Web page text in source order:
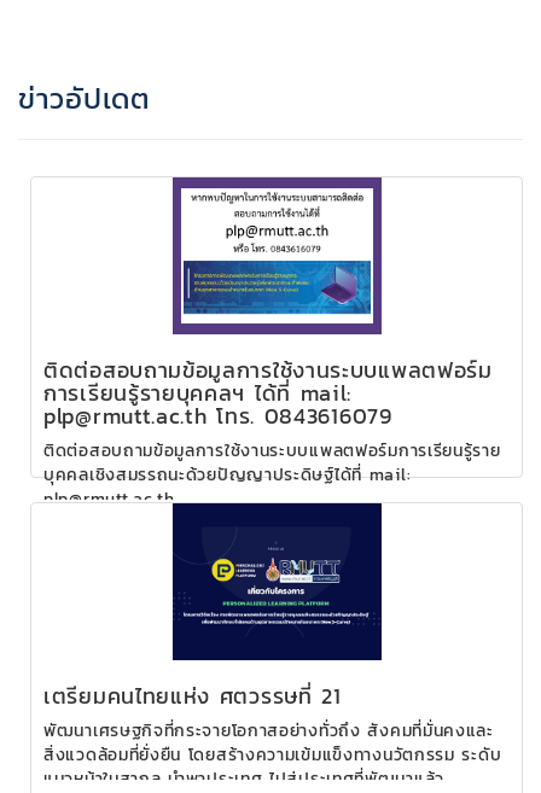
ข่าวอัปเดต
ติดต่อสอบถามข้อมูลการใช้งานระบบแพลตฟอร์ม
การเรียนรู้รายบุคคลฯ ได้ที่ mail:
plp@rmutt.ac.th โทร. 0843616079
ติดต่อสอบถามข้อมูลการใช้งานระบบแพลตฟอร์มการเรียนรู้ราย
บุคคลเชิงสมรรถนะด้วยปัญญาประดิษฐ์ได้ที่ mail:
plp@rmutt.ac.th
เตรียมคนไทยแห่ง ศตวรรษที่ 21
พัฒนาเศรษฐกิจที่กระจายโอกาสอย่างทั่วถึง สังคมที่มั่นคงและ
สิ่งแวดล้อมที่ยั่งยืน โดยสร้างความเข้มแข็งทางนวัตกรรม ระดับ
แนวหน้าในสากล นำพาประเทศ ไปสู่ประเทศที่พัฒนาแล้ว